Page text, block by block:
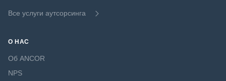
Все услуги аутсорсинга
О НАС
Об ANCOR
NPS